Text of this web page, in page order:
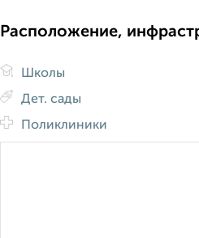
Расположение,
Школы
Дет. сады
Поликлиники